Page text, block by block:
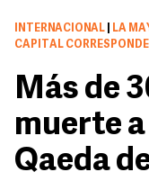
INTERNACIONAL
LA
CAPITAL
Más de
muerte
Qaeda